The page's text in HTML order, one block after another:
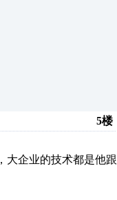
5楼
企业的技术都是他跟